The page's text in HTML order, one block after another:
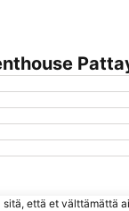
että et välttämättä